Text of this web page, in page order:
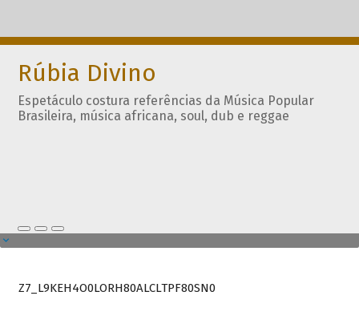
Rúbia Divino
Espetáculo costura referências da Música Popular
Brasileira, música africana, soul, dub e reggae
Z7_L9KEH4O0LORH80ALCLTPF80SN0